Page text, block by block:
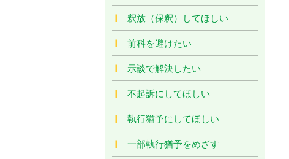
釈放（保釈）してほしい
前科を避けたい
示談で解決したい
不起訴にしてほしい
執行猶予にしてほしい
一部執行猶予をめざす